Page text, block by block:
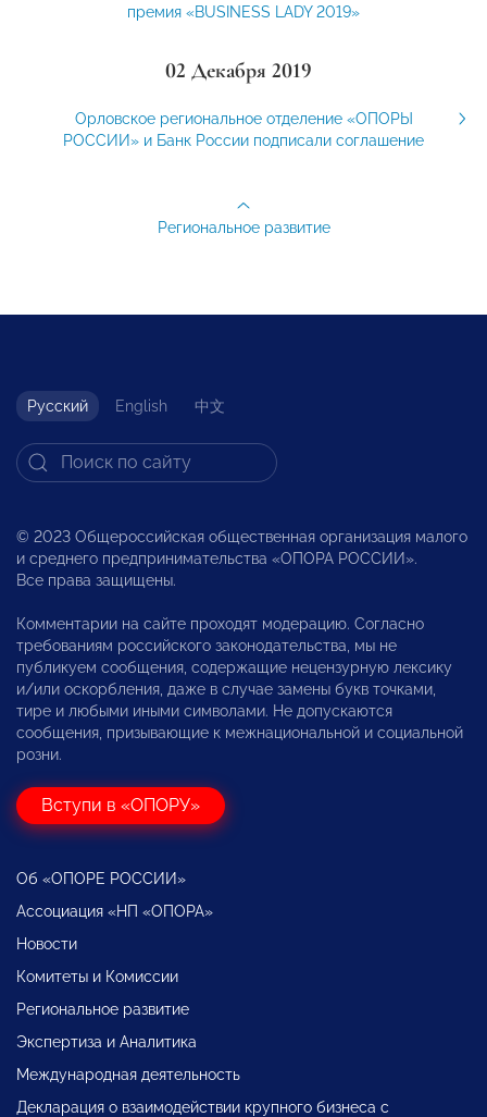
премия «BUSINESS LADY 2019»
02 Декабря 2019
Орловское региональное отделение «ОПОРЫ
РОССИИ» и Банк России подписали соглашение
Региональное развитие
Русский English 中文
© 2023 Общероссийская общественная организация малого
и среднего предпринимательства «ОПОРА РОССИИ».
Все права защищены.
Комментарии на сайте проходят модерацию. Согласно
требованиям российского законодательства, мы не
публикуем сообщения, содержащие нецензурную лексику
и/или оскорбления, даже в случае замены букв точками,
тире и любыми иными символами. Не допускаются
сообщения, призывающие к межнациональной и социальной
розни.
Вступи в «ОПОРУ»
Об «ОПОРЕ РОССИИ»
Ассоциация «НП «ОПОРА»
Новости
Комитеты и Комиссии
Региональное развитие
Экспертиза и Аналитика
Международная деятельность
Декларация о взаимодействии крупного бизнеса с